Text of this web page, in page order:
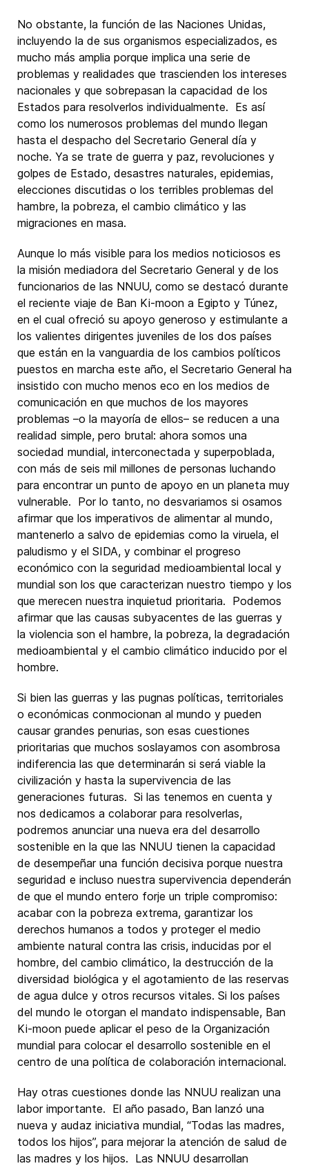
No obstante, la función de las Naciones Unidas,
incluyendo la de sus organismos especializados, es
mucho más amplia porque implica una serie de
problemas y realidades que trascienden los intereses
nacionales y que sobrepasan la capacidad de los
Estados para resolverlos individualmente. Es así
como los numerosos problemas del mundo llegan
hasta el despacho del Secretario General día y
noche. Ya se trate de guerra y paz, revoluciones y
golpes de Estado, desastres naturales, epidemias,
elecciones discutidas o los terribles problemas del
hambre, la pobreza, el cambio climático y las
migraciones en masa.
Aunque lo más visible para los medios noticiosos es
la misión mediadora del Secretario General y de los
funcionarios de las NNUU, como se destacó durante
el reciente viaje de Ban Ki-moon a Egipto y Túnez,
en el cual ofreció su apoyo generoso y estimulante a
los valientes dirigentes juveniles de los dos países
que están en la vanguardia de los cambios políticos
puestos en marcha este año, el Secretario General ha
insistido con mucho menos eco en los medios de
comunicación en que muchos de los mayores
problemas –o la mayoría de ellos– se reducen a una
realidad simple, pero brutal: ahora somos una
sociedad mundial, interconectada y superpoblada,
con más de seis mil millones de personas luchando
para encontrar un punto de apoyo en un planeta muy
vulnerable. Por lo tanto, no desvariamos si osamos
afirmar que los imperativos de alimentar al mundo,
mantenerlo a salvo de epidemias como la viruela, el
paludismo y el SIDA, y combinar el progreso
económico con la seguridad medioambiental local y
mundial son los que caracterizan nuestro tiempo y los
que merecen nuestra inquietud prioritaria. Podemos
afirmar que las causas subyacentes de las guerras y
la violencia son el hambre, la pobreza, la degradación
medioambiental y el cambio climático inducido por el
hombre.
Si bien las guerras y las pugnas políticas, territoriales
o económicas conmocionan al mundo y pueden
causar grandes penurias, son esas cuestiones
prioritarias que muchos soslayamos con asombrosa
indiferencia las que determinarán si será viable la
civilización y hasta la supervivencia de las
generaciones futuras. Si las tenemos en cuenta y
nos dedicamos a colaborar para resolverlas,
podremos anunciar una nueva era del desarrollo
sostenible en la que las NNUU tienen la capacidad
de desempeñar una función decisiva porque nuestra
seguridad e incluso nuestra supervivencia dependerán
de que el mundo entero forje un triple compromiso:
acabar con la pobreza extrema, garantizar los
derechos humanos a todos y proteger el medio
ambiente natural contra las crisis, inducidas por el
hombre, del cambio climático, la destrucción de la
diversidad biológica y el agotamiento de las reservas
de agua dulce y otros recursos vitales. Si los países
del mundo le otorgan el mandato indispensable, Ban
Ki-moon puede aplicar el peso de la Organización
mundial para colocar el desarrollo sostenible en el
centro de una política de colaboración internacional.
Hay otras cuestiones donde las NNUU realizan una
labor importante. El año pasado, Ban lanzó una
nueva y audaz iniciativa mundial, “Todas las madres,
todos los hijos”, para mejorar la atención de salud de
las madres y los hijos. Las NNUU desarrollan